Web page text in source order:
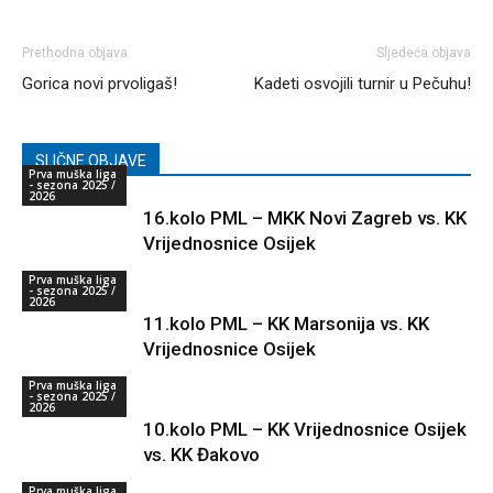
Prethodna objava
Gorica novi prvoligaš!
Sljedeća objava
Kadeti osvojili turnir u Pečuhu!
SLIČNE OBJAVE
Prva muška liga
- sezona 2025 /
2026
16.kolo PML – MKK Novi Zagreb vs. KK
Vrijednosnice Osijek
Prva muška liga
- sezona 2025 /
2026
11.kolo PML – KK Marsonija vs. KK
Vrijednosnice Osijek
Prva muška liga
- sezona 2025 /
2026
10.kolo PML – KK Vrijednosnice Osijek
vs. KK Đakovo